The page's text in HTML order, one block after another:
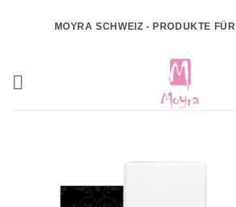
MOYRA SCHWEIZ - PRODUKTE